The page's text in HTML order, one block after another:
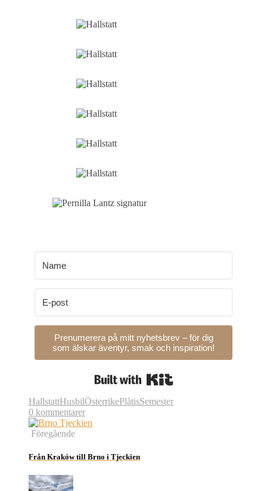
Prenumerera på mitt nyhetsbrev – för dig
som älskar äventyr, smak och inspiration!
HallstattHusbilÖsterrikePlåtisSemester
0 kommentarer
Föregående
Från Kraków till Brno i Tjeckien